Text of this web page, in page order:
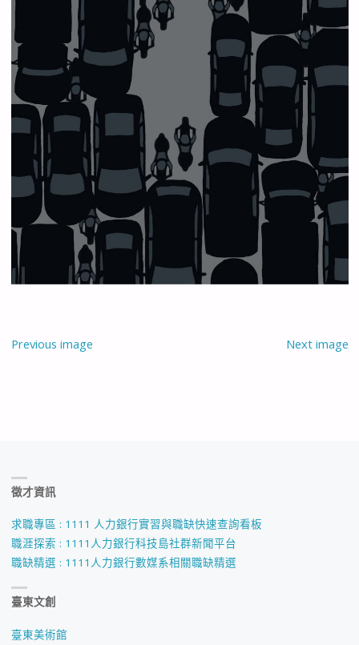
Previous image Next image
徵才資訊
求職專區 : 1111 人力銀行實習與職缺快速查詢看板
職涯探索 : 1111人力銀行科技島社群新聞平台
職缺精選 : 1111人力銀行數媒系相關職缺精選
臺東文創
臺東美術館